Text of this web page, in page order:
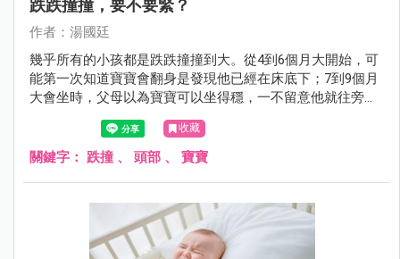
跌跌撞撞，要不要緊？
作者：湯國廷
幾乎所有的小孩都是跌跌撞撞到大。從4到6個月大開始，可
能第一次知道寶寶會翻身是發現他已經在床底下；7到9個月
大會坐時，父母以為寶寶可以坐得穩，一不留意他就往旁或
後傾倒；1歲剛會走路，搖搖晃晃，一不小心，不是往前就
是往後撲倒；更不用說，2歲時爬上爬下，不知天高地厚，
沒有懼高症，很容易從椅子或沙發上摔下來。
收藏
關鍵字： 跌撞 、 頭部 、 寶寶